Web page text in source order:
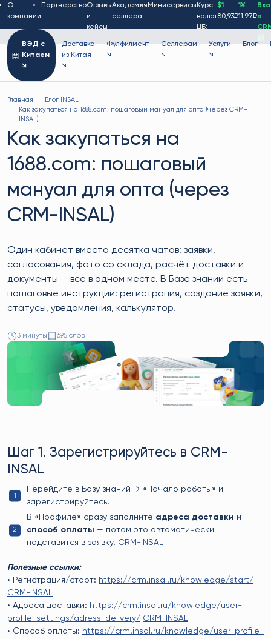
О
компании
ПартнерствоОтзывы
и
кейсы
Академия
селлера
Минисервисы Курс
валют
ЦБ:
$1 =
80,93₽
1¥=
11,97₽в
ВЭД с
Китаем
↘
Доставка
из Китая
↘
Фулфилмент
↘
Селлерам
↘
Услуги
↘
Блог
Главная
Блог INSAL
Как закупаться на 1688.com: пошаговый мануал для опта (через CRM-
INSAL)
Как закупаться на
1688.com: пошаговый
мануал для опта (через
CRM-INSAL)
Один кабинет вместо десятка чатов: заявки,
согласования, фото со склада, расчёт доставки и
документы — всё в одном месте. В Базе знаний есть
пошаговые инструкции: регистрация, создание заявки,
статусы, уведомления, калькулятор.
3 минуты 695 слов
Шаг 1. Зарегистрируйтесь в CRM-
INSAL
Перейдите в Базу знаний → «Начало работы» и
зарегистрируйтесь.
В «Профиле» сразу заполните адреса доставки и
способ оплаты — потом это автоматически
подставится в заявку. CRM-INSAL
Полезные ссылки:
• Регистрация/старт: https://crm.insal.ru/knowledge/start/
CRM-INSAL
• Адреса доставки: https://crm.insal.ru/knowledge/user-
profile-settings/adress-delivery/ CRM-INSAL
• Способ оплаты: https://crm.insal.ru/knowledge/user-profile-